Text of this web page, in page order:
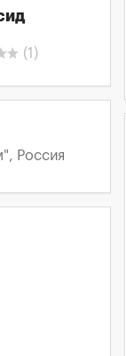
(1 )
Россия